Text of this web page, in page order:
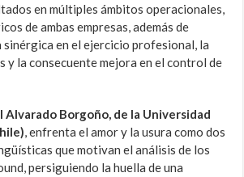
en múltiples ámbitos operacionales,
de ambas empresas, además de
en el ejercicio profesional, la
y la consecuente mejora en el control de
Alvarado Borgoño, de la Universidad
, enfrenta el amor y la usura como dos
que motivan el análisis de los
persiguiendo la huella de una